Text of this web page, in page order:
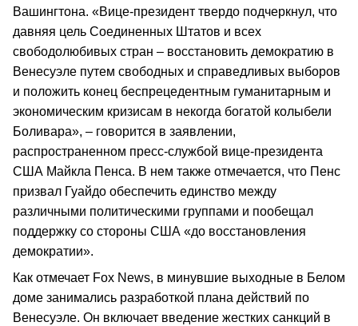
Вашингтона. «Вице-президент твердо подчеркнул, что
давняя цель Соединенных Штатов и всех
свободолюбивых стран – восстановить демократию в
Венесуэле путем свободных и справедливых выборов
и положить конец беспрецедентным гуманитарным и
экономическим кризисам в некогда богатой колыбели
Боливара», – говорится в заявлении,
распространенном пресс-службой вице-президента
США Майкла Пенса. В нем также отмечается, что Пенс
призвал Гуайдо обеспечить единство между
различными политическими группами и пообещал
поддержку со стороны США «до восстановления
демократии».
Как отмечает Fox News, в минувшие выходные в Белом
доме занимались разработкой плана действий по
Венесуэле. Он включает введение жестких санкций в